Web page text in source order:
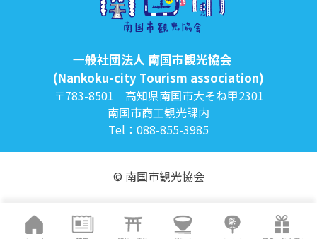
一般社団法人 南国市観光協会
(Nankoku-city Tourism association)
〒783-8501 高知県南国市大そね甲2301
南国市商工観光課内
Tel：088-855-3985
© 南国市観光協会